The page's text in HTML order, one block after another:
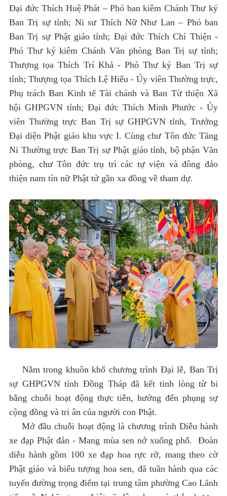
Đại đức Thích Huệ Phát – Phó ban kiêm Chánh Thư ký
Ban Trị sự tỉnh; Ni sư Thích Nữ Như Lan – Phó ban
Ban Trị sự Phật giáo tỉnh; Đại đức Thích Chí Thiện -
Phó Thư ký kiêm Chánh Văn phòng Ban Trị sự tỉnh;
Thượng tọa Thích Trí Khả - Phó Thư ký Ban Trị sự
tỉnh; Thượng tọa Thích Lệ Hiếu - Ủy viên Thường trực,
Phụ trách Ban Kinh tế Tài chánh và Ban Từ thiện Xã
hội GHPGVN tỉnh; Đại đức Thích Minh Phước - Ủy
viên Thường trực Ban Trị sự GHPGVN tỉnh, Trưởng
Đại diện Phật giáo khu vực I. Cùng chư Tôn đức Tăng
Ni Thường trực Ban Trị sự Phật giáo tỉnh, bộ phận Văn
phòng, chư Tôn đức trụ trì các tự viện và đông đảo
thiện nam tín nữ Phật tử gần xa đồng về tham dự.
Nằm trong khuôn khổ chương trình Đại lễ, Ban Trị
sự GHPGVN tỉnh Đồng Tháp đã kết tinh lòng từ bi
bằng chuỗi hoạt động thực tiễn, hướng đến phụng sự
cộng đồng và tri ân của người con Phật.
Mở đầu chuỗi hoạt động là chương trình Diễu hành
xe đạp Phật đản - Mang mùa sen nở xuống phố. Đoàn
diễu hành gồm 100 xe đạp hoa rực rỡ, mang theo cờ
Phật giáo và biểu tượng hoa sen, đã tuần hành qua các
tuyến đường trọng điểm tại trung tâm phường Cao Lãnh